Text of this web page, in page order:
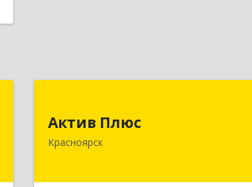
Актив Плюс
Красноярск
Красноярск г, Обороны ул, дом № 3,